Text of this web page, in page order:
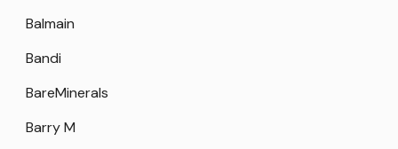
Balmain
Bandi
BareMinerals
Barry M